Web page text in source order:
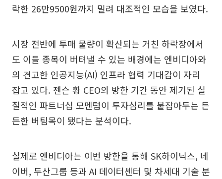
락한 26만9500원까지 밀려 대조적인 모습을 보였다.
시장 전반에 투매 물량이 확산되는 거친 하락장에서
도 이들 종목이 버텨낼 수 있는 배경에는 엔비디아와
의 견고한 인공지능(AI) 인프라 협력 기대감이 자리
잡고 있다. 젠슨 황 CEO의 방한 기간 동안 제기된 실
질적인 파트너십 모멘텀이 투자심리를 붙잡아두는 든
든한 버팀목이 됐다는 분석이다.
실제로 엔비디아는 이번 방한을 통해 SK하이닉스, 네
이버, 두산그룹 등과 AI 데이터센터 및 차세대 기술 분